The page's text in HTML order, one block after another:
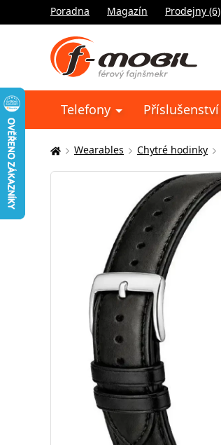
Poradna Magazín Prodejny (6)
Telefony Příslušenství
Zde
se
Wearables Chytré hodinky